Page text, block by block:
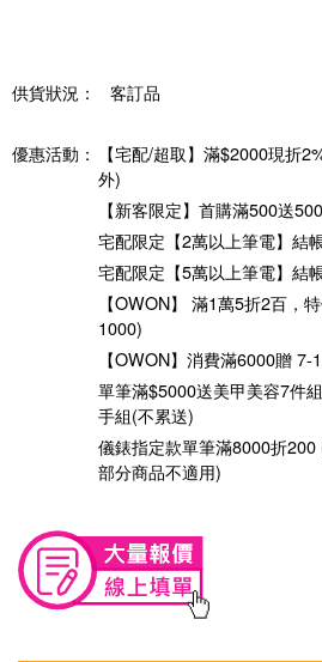
供貨狀況： 客訂品
優惠活動：
【宅配/超取】滿$2000現折
外)
【新客限定】首購滿500送
宅配限定【2萬以上筆電】結
宅配限定【5萬以上筆電】結
【OWON】 滿1萬5折2百，
1000)
【OWON】消費滿6000贈
單筆滿$5000送美甲美容7件
手組(不累送)
儀錶指定款單筆滿8000折
部分商品不適用)